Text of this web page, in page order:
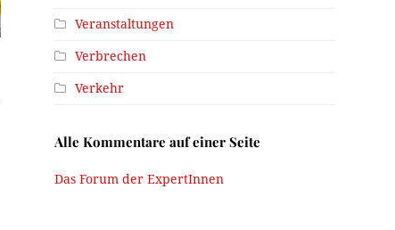
Veranstaltungen
Verbrechen
Verkehr
Alle Kommentare auf einer Seite
Das Forum der ExpertInnen